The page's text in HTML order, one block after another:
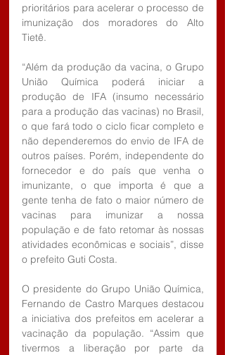
prioritários para acelerar o processo de
imunização dos moradores do Alto
Tietê.
“Além da produção da vacina, o Grupo
União Química poderá iniciar a
produção de IFA (insumo necessário
para a produção das vacinas) no Brasil,
o que fará todo o ciclo ficar completo e
não dependeremos do envio de IFA de
outros países. Porém, independente do
fornecedor e do país que venha o
imunizante, o que importa é que a
gente tenha de fato o maior número de
vacinas para imunizar a nossa
população e de fato retomar às nossas
atividades econômicas e sociais”, disse
o prefeito Guti Costa.
O presidente do Grupo União Química,
Fernando de Castro Marques destacou
a iniciativa dos prefeitos em acelerar a
vacinação da população. “Assim que
tivermos a liberação por parte da